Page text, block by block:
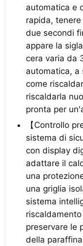
automatica e
rapida,
due secondi
appare la
cera varia da
automatica, a
come
riscaldarla
pronta per
【Controllo
sistema di
con display
adattare il
una
una griglia
sistema
preservare le
della